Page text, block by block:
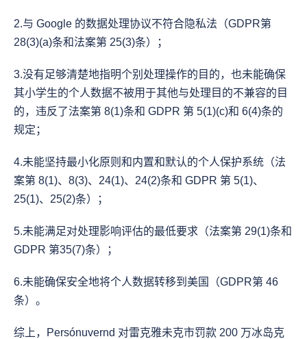
2.与 Google 的数据处理协议不符合隐私法（GDPR第
28(3)(a)条和法案第 25(3)条）；
3.没有足够清楚地指明个别处理操作的目的，也未能确保
其小学生的个人数据不被用于其他与处理目的不兼容的目
的，违反了法案第 8(1)条和 GDPR 第 5(1)(c)和 6(4)条的
规定；
4.未能坚持最小化原则和内置和默认的个人保护系统（法
案第 8(1)、8(3)、24(1)、24(2)条和 GDPR 第 5(1)、
25(1)、25(2)条）；
5.未能满足对处理影响评估的最低要求（法案第 29(1)条和
GDPR 第35(7)条）；
6.未能确保安全地将个人数据转移到美国（GDPR第 46
条）。
综上，Persónuvernd 对雷克雅未克市罚款 200 万冰岛克